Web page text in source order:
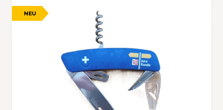
NEU